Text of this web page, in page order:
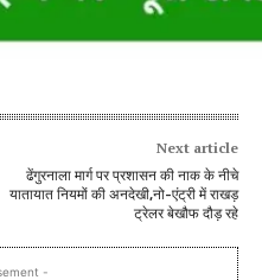
Next article
ढेंगुरनाला मार्ग पर प्रशासन की नाक के नीचे
यातायात नियमों की अनदेखी,नो-एंट्री में राखड़
ट्रेलर बेखौफ दौड़ रहे
-